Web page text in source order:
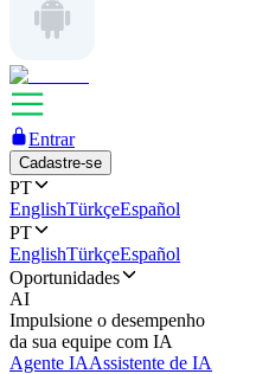
Entrar
Cadastre-se
PT
EnglishTürkçeEspañol
PT
EnglishTürkçeEspañol
Oportunidades
AI
Impulsione o desempenho
da sua equipe com IA
Agente IAAssistente de IA